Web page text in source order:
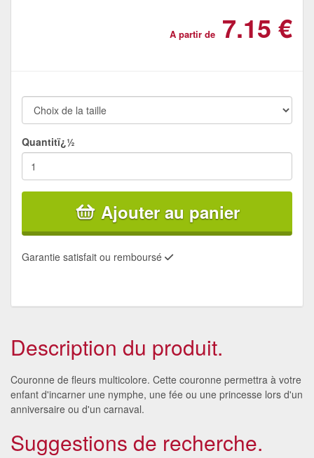
A partir de 7.15 €
Quantitï¿½
Ajouter au panier
Garantie satisfait ou remboursé
Description du produit.
Couronne de fleurs multicolore. Cette couronne permettra à votre
enfant d'incarner une nymphe, une fée ou une princesse lors d'un
anniversaire ou d'un carnaval.
Suggestions de recherche.